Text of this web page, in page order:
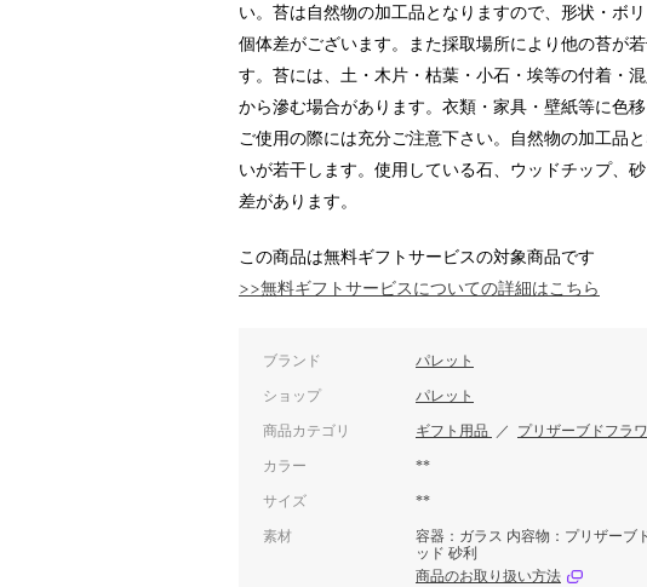
い。苔は自然物の加工品となりますので、形状・ボ
個体差がございます。また採取場所により他の苔が
す。苔には、土・木片・枯葉・小石・埃等の付着・
から滲む場合があります。衣類・家具・壁紙等に色
ご使用の際には充分ご注意下さい。自然物の加工品
いが若干します。使用している石、ウッドチップ、
差があります。
この商品は無料ギフトサービスの対象商品です
>>無料ギフトサービスについての詳細はこちら
ブランド パレット
ショップ パレット
商品カテゴリ ギフト用品 ／ プリザーブドフラ
カラー **
サイズ **
素材
容器：ガラス 内容物：プリザーブ
ッド 砂利
商品のお取り扱い方法